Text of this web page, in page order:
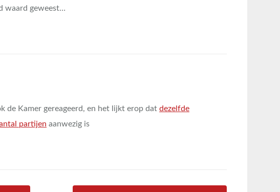
waard geweest…
de Kamer gereageerd, en het lijkt erop dat dezelfde
partijen aanwezig is